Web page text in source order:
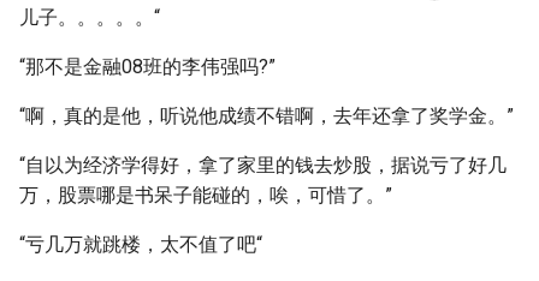
儿子。。。。。“
“那不是金融08班的李伟强吗?”
“啊，真的是他，听说他成绩不错啊，去年还拿了奖学金。”
“自以为经济学得好，拿了家里的钱去炒股，据说亏了好几
万，股票哪是书呆子能碰的，唉，可惜了。”
“亏几万就跳楼，太不值了吧“